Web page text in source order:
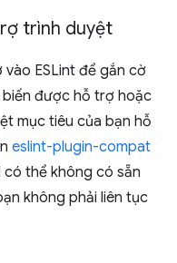
trình duyệt
ESLint để gắn cờ
được hỗ trợ hoặc
mục tiêu của bạn hỗ
eslint-plugin-compat
thể không có sẵn
không phải liên tục